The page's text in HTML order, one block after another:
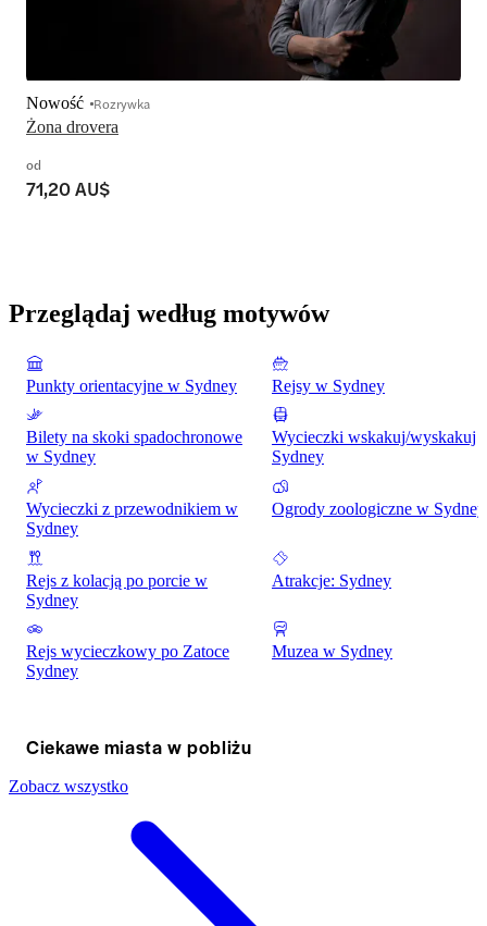
Żona drovera
Nowość Rozrywka
od
71,20 AU$
Przeglądaj według motywów
Punkty orientacyjne w Sydney Rejsy w Sydney
Bilety na skoki spadochronowe
w Sydney
Wycieczki wskakuj/wyskakuj
Sydney
Wycieczki z przewodnikiem w
Sydney
Ogrody zoologiczne w Sydney
Rejs z kolacją po porcie w
Sydney
Atrakcje: Sydney
Rejs wycieczkowy po Zatoce
Sydney
Muzea w Sydney
Ciekawe miasta w pobliżu
Zobacz wszystko